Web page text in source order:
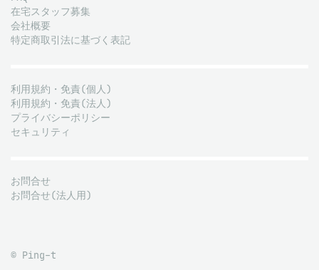
在宅スタッフ募集
会社概要
特定商取引法に基づく表記
利用規約・免責(個人)
利用規約・免責(法人)
プライバシーポリシー
セキュリティ
お問合せ
お問合せ(法人用)
© Ping-t